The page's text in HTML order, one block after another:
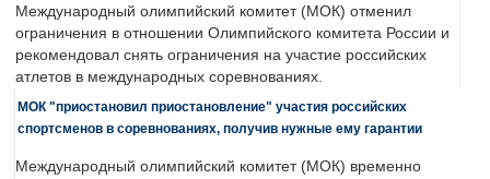
Международный олимпийский комитет (МОК) отменил
ограничения в отношении Олимпийского комитета России и
рекомендовал снять ограничения на участие российских
атлетов в международных соревнованиях.
МОК "приостановил приостановление" участия российских
спортсменов в соревнованиях, получив нужные ему гарантии
Международный олимпийский комитет (МОК) временно